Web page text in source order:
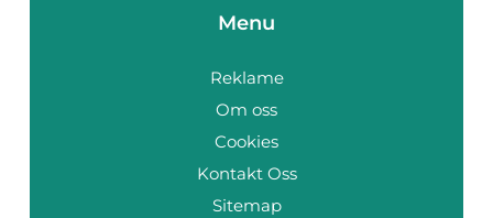
Menu
Reklame
Om oss
Cookies
Kontakt Oss
Sitemap